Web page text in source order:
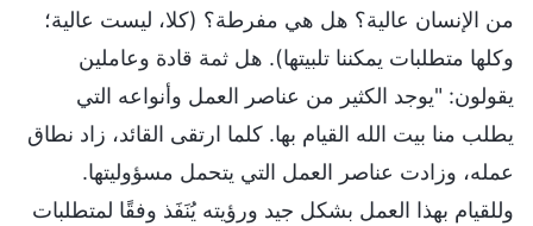
من الإنسان عالية؟ هل هي مفرطة؟ (كلا، ليست عالية؛
وكلها متطلبات يمكننا تلبيتها). هل ثمة قادة وعاملين
يقولون: "يوجد الكثير من عناصر العمل وأنواعه التي
يطلب منا بيت الله القيام بها. كلما ارتقى القائد، زاد نطاق
عمله، وزادت عناصر العمل التي يتحمل مسؤوليتها.
وللقيام بهذا العمل بشكل جيد ورؤيته يُنَفَذ وفقًا لمتطلبات